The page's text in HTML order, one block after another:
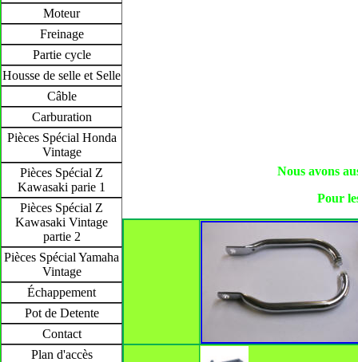
Moteur
Freinage
Partie cycle
Housse de selle et Selle
Câble
Carburation
Pièces Spécial Honda
Vintage
Pièces Spécial Z
Kawasaki parie 1
Pièces Spécial Z
Kawasaki Vintage
partie 2
Pièces Spécial Yamaha
Vintage
Échappement
Pot de Detente
Contact
Plan d'accès
Nous avons
Pour